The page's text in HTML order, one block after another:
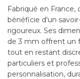
Fabriqué en
bénéficie d'un
rigoureux. Ses
de 3 mm offrent un
tout en restant
particuliers et
personnalisation,